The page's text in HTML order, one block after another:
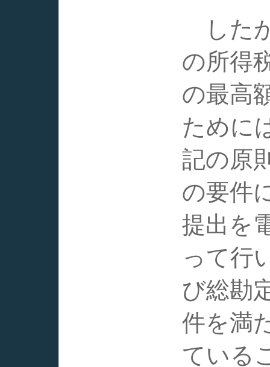
した
の所得
の最高
ために
記の原
の要件
提出を
って行
び総勘
件を満
ている